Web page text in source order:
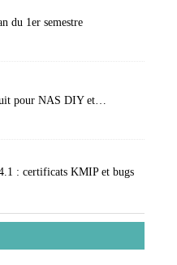
du 1er semestre
pour NAS DIY et…
: certificats KMIP et bugs